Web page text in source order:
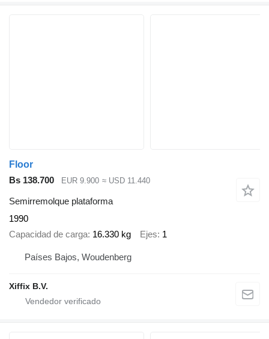
Floor
Bs 138.700
EUR 9.900 ≈ USD 11.440
Semirremolque plataforma
1990
Capacidad de carga 16.330 kg Ejes 1
Países Bajos, Woudenberg
Xiffix B.V.